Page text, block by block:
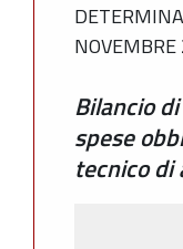
Bilancio
spese
tecnico di